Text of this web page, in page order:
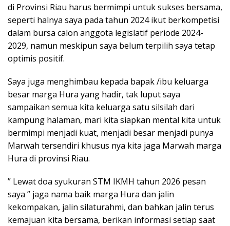
di Provinsi Riau harus bermimpi untuk sukses bersama,
seperti halnya saya pada tahun 2024 ikut berkompetisi
dalam bursa calon anggota legislatif periode 2024-
2029, namun meskipun saya belum terpilih saya tetap
optimis positif.
Saya juga menghimbau kepada bapak /ibu keluarga
besar marga Hura yang hadir, tak luput saya
sampaikan semua kita keluarga satu silsilah dari
kampung halaman, mari kita siapkan mental kita untuk
bermimpi menjadi kuat, menjadi besar menjadi punya
Marwah tersendiri khusus nya kita jaga Marwah marga
Hura di provinsi Riau.
” Lewat doa syukuran STM IKMH tahun 2026 pesan
saya ” jaga nama baik marga Hura dan jalin
kekompakan, jalin silaturahmi, dan bahkan jalin terus
kemajuan kita bersama, berikan informasi setiap saat